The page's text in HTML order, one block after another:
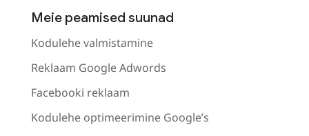
Meie peamised suunad
Kodulehe valmistamine
Reklaam Google Adwords
Facebooki reklaam
Kodulehe optimeerimine Google’s